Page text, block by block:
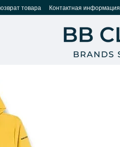
товара Контактная информация